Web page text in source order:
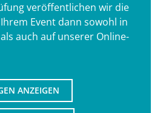
veröffentlichen wir die
Event dann sowohl in
auch auf unserer Online-
ANZEIGEN